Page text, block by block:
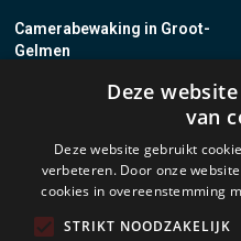
Camerabewaking in Groot-
Gelmen
Camerabewaking in Groot-
Camerabewaking in Grote-
Brogel
Camerabewaking in Grote-
Spouwen
Deze
van
Deze website gebruikt
verbeteren. Door onze
cookies in overeenstemming
STRIKT NOODZAKELIJK